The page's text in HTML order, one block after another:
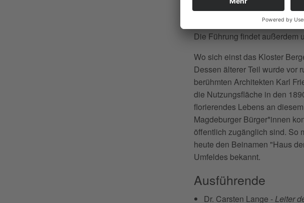
16.30 Uhr | 60 Minuten
Die Führung findet außerdem
Wo sich einst das Kloster
Dessen älterer Teil wurde vor
berühmten Architekten Karl
die Nutzungsfläche in den
florierendes Lebens an
Magdeburger Bürger*innen
öffentlich zugänglich sind. So
heute den Beinamen "Haus
Umfeldes bekannt.
Ausführende
Dr. Carsten Lange -Leiter